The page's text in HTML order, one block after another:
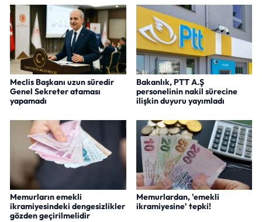
Meclis Başkanı uzun süredir
Genel Sekreter ataması
yapamadı
Bakanlık, PTT A.Ş
personelinin nakil sürecine
ilişkin duyuru yayımladı
Memurların emekli
ikramiyesindeki dengesizlikler
gözden geçirilmelidir
Memurlardan, 'emekli
ikramiyesine' tepki!